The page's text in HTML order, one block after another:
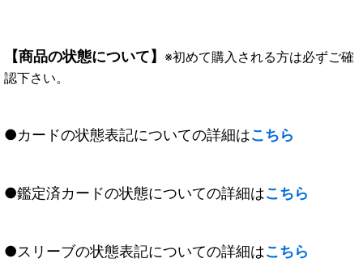
【商品の状態について】 ※初めて購入される方は必ずご確
認下さい。
●カードの状態表記についての詳細はこちら
●鑑定済カードの状態についての詳細はこちら
●スリーブの状態表記についての詳細はこちら